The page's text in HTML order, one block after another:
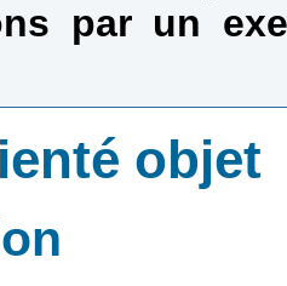
par un
objet